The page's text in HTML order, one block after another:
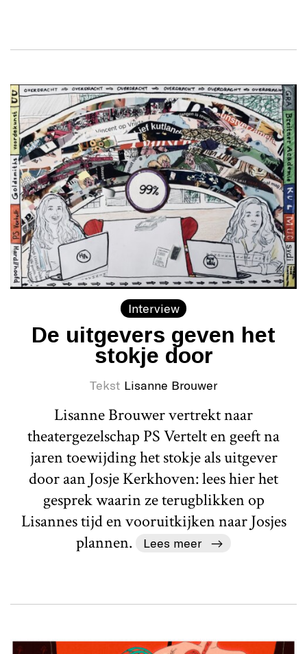
Interview
De uitgevers geven het
stokje door
Tekst Lisanne Brouwer
Lisanne Brouwer vertrekt naar
theatergezelschap PS Vertelt en geeft na
jaren toewijding het stokje als uitgever
door aan Josje Kerkhoven: lees hier het
gesprek waarin ze terugblikken op
Lisannes tijd en vooruitkijken naar Josjes
plannen.
Lees meer